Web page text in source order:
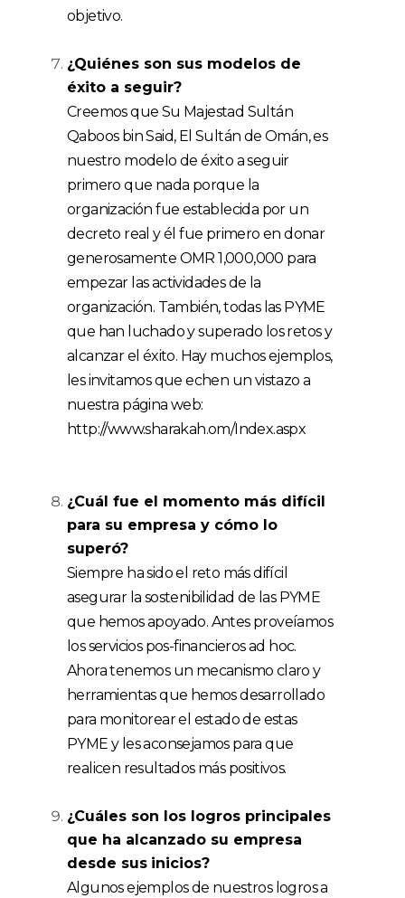
objetivo.
¿Quiénes son sus modelos de
éxito a seguir?
Creemos que Su Majestad Sultán
Qaboos bin Said, El Sultán de Omán, es
nuestro modelo de éxito a seguir
primero que nada porque la
organización fue establecida por un
decreto real y él fue primero en donar
generosamente OMR 1,000,000 para
empezar las actividades de la
organización. También, todas las PYME
que han luchado y superado los retos y
alcanzar el éxito. Hay muchos ejemplos,
les invitamos que echen un vistazo a
nuestra página web:
http://www.sharakah.om/Index.aspx
¿Cuá fue el momento más difícil
para su empresa y cómo lo
superó?
Siempre ha sido el reto más difícil
asegurar la sostenibilidad de las PYME
que hemos apoyado. Antes proveíamos
los servicios pos-financieros ad hoc.
Ahora tenemos un mecanismo claro y
herramientas que hemos desarrollado
para monitorear el estado de estas
PYME y les aconsejamos para que
realicen resultados más positivos.
¿Cuáles son los logros principales
que ha alcanzado su empresa
desde sus inicios?
Algunos ejemplos de nuestros logros a